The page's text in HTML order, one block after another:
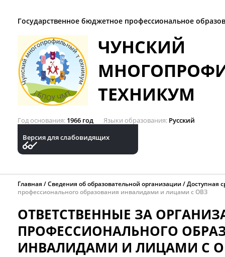
Государственное бюджетное профессиональное
ЧУНСКИЙ
ТЕХНИКУМ
Год основания 1966 год Языки образования Русский
Версия для слабовидящих
Главная Сведения об образовательной организации
Доступная
профессионального образования инвалидами и лицами с ОВЗ
ОТВЕТСТВЕННЫЕ ЗА
ПРОФЕССИОНАЛЬНОГО
ИНВАЛИДАМИ И ЛИЦАМИ С